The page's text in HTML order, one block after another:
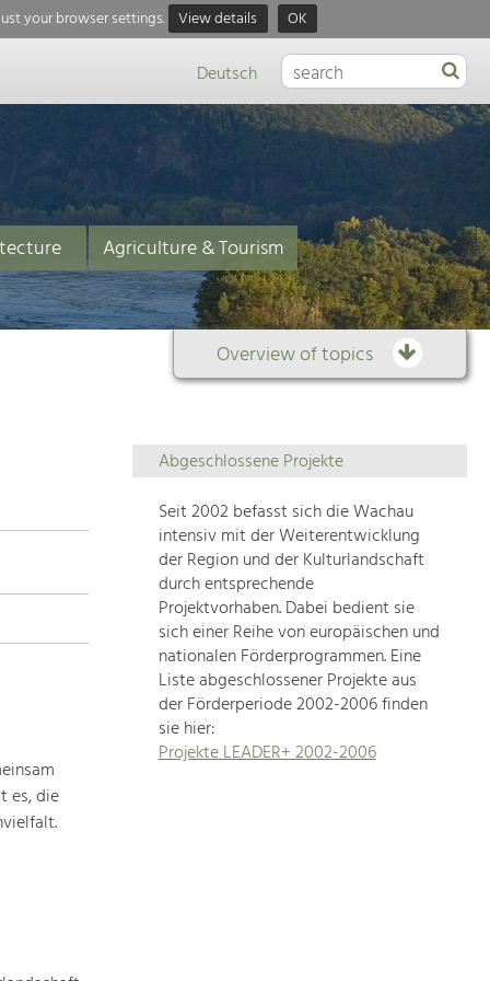
your browser settings. View details OK
Deutsch
Agriculture & Tourism
Overview of topics
Overview
of
topics
Development
within
our
region
is
extremely
diverse.
Which
es, die
Abgeschlossene Projekte
Seit 2002 befasst sich die Wachau
intensiv mit der Weiterentwicklung
der Region und der Kulturlandschaft
durch entsprechende
Projektvorhaben. Dabei bedient sie
sich einer Reihe von europäischen und
nationalen Förderprogrammen. Eine
Liste abgeschlossener Projekte aus
der Förderperiode 2002-2006 finden
sie hier:
Projekte LEADER+ 2002-2006